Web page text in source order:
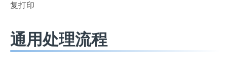
复打印
通用处理流程